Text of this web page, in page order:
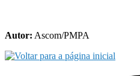
Autor: Ascom/PMPA